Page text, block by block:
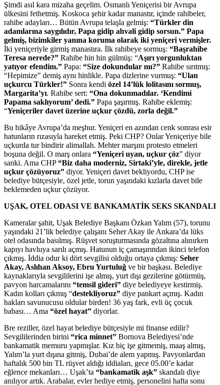
Şimdi asıl kara mizaha geçelim. Osmanlı Yeniçerisi bir Avrupa
ülkesini fethetmiş. Koskoca şehir kadar manastır, içinde rahibeler,
rahibe adayları… Bütün Avrupa telaşla gelmiş: “Türkler din
adamlarına saygılıdır, Papa gidip ahvali gidip sorsun.” Papa
gelmiş, bizimkiler yanına koruma olarak iki yeniçeri vermişler.
İki yeniçeriyle girmiş manastıra. İlk rahibeye sormuş: “Başrahibe
Teresa nerede?” Rahibe hin hin gülmüş: “Aşırı yorgunluktan
yatıyor efendim.” Papa: “Size dokundular mı?” Rahibe sırıtmış:
“Hepimize” demiş aynı hinlikle. Papa dizlerine vurmuş: “Ulan
uçkurcu Türkler!” Sonra kendi özel 14’lük lolitasını sormuş,
Margarita’yı. Rahibe sert: “Ona dokunmadılar. ‘Kendimi
Papama saklıyorum’ dedi.” Papa şaşırmış. Rahibe eklemiş:
“Yeniçeriler davet üzerine uçkur çözdü, zorla değil.”
Bu hikâye Avrupa’da meşhur. Yeniçeri en azından cenk sonrası esir
hatunların rızasıyla hareket etmiş. Peki CHP? Onlar Yeniçeriye bile
uçkurda tur bindirir alimallah. Mehter marşını protesto etmeleri
boşuna değil. O marş onlara “Yeniçeri uyan, uçkur çöz” diyor
sanki. Ama CHP“Biz daha moderniz, Sirtaki’yle, direkle, jetle
uçkur çözüyoruz” diyor. Yeniçeri davet bekliyordu, CHP ise
belediye bütçesiyle, özel jetle, torun yaşındaki kızlarla davet bile
beklemeden uçkur çözüyor.
UŞAK, OTEL ODASI VE BANKAMATİK SEKS SKANDALI
Kameralar şahit, Uşak Belediye Başkanı Özkan Yalım (57), torunu
yaşındaki 21’lik belediye çalışanı Seher Akay ile Ankara’da lüks
otel odasında basılmış. Rüşvet soruşturmasında gözaltına alınırken
kapıyı havluya sarılı açmış. Hatunun iç çamaşırından ikinci telefon
çıkmış. İddia odur ki dört sevgilisi olduğu ortaya çıkmış: Seher
Akay, Aslıhan Aksoy, Ebru Yurtuluğ ve bir başkası. Belediye
kaynaklarıyla sevgililerini işe almış, yurt dışı gezilerine götürmüş,
pavyon harcamalarını “temsil gideri” diye belediyeye kestirmiş.
Kadın kolları çıkmış “destekliyoruz” diye pankart açmış. Kadın
hakları savunucusu oldular birden! 36 yaş fark, evli üç çocuk
babası… Ama “özel hayat” diyorlar.
Bre reziller, özel hayat belediye bütçesiyle mi finanse edilir?
Sevgililerinden birini “rica minnet” Bornova Belediyesi’nde
bankamatik memuru yapmışlar. Kız hiç işe gitmemiş, maaş almış,
Yalım’la yurt dışına gitmiş, Dubai’de alem yapmış. Pavyonlardan
haftalık 500 bin TL rüşvet aldığı iddiaları, gece 05.00’e kadar
eğlence mekanları… Uşak’ta “bankamatik aşk” skandalı diye
anılıyor artık. Arabalar, evler hediye etmiş, personelini hafta sonu